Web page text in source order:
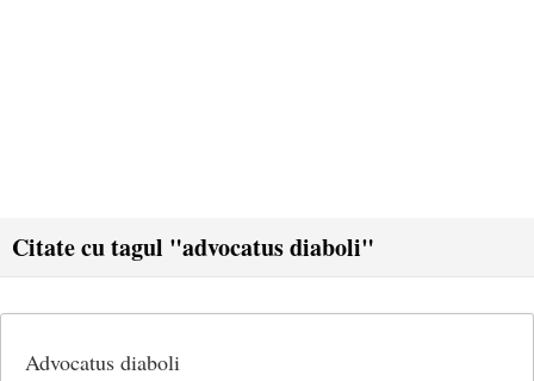
Citate cu tagul "advocatus diaboli"
Advocatus diaboli